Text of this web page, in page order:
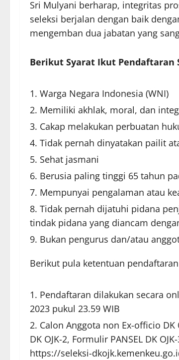
Sri Mulyani berharap, integritas
seleksi berjalan dengan baik
mengemban dua jabatan yang
Berikut Syarat Ikut Pendaftaran
Warga Negara Indonesia (WNI)
Memiliki akhlak, moral, dan
Cakap melakukan perbuatan
Tidak pernah dinyatakan pailit
Sehat jasmani
Berusia paling tinggi 65 tahun
Mempunyai pengalaman atau
Tidak pernah dijatuhi pidana
tindak pidana yang diancam
Bukan pengurus dan/atau
Berikut pula ketentuan
Pendaftaran dilakukan secara
2023 pukul 23.59 WIB
Calon Anggota non Ex-officio
DK OJK-2, Formulir PANSEL DK
https://seleksi-